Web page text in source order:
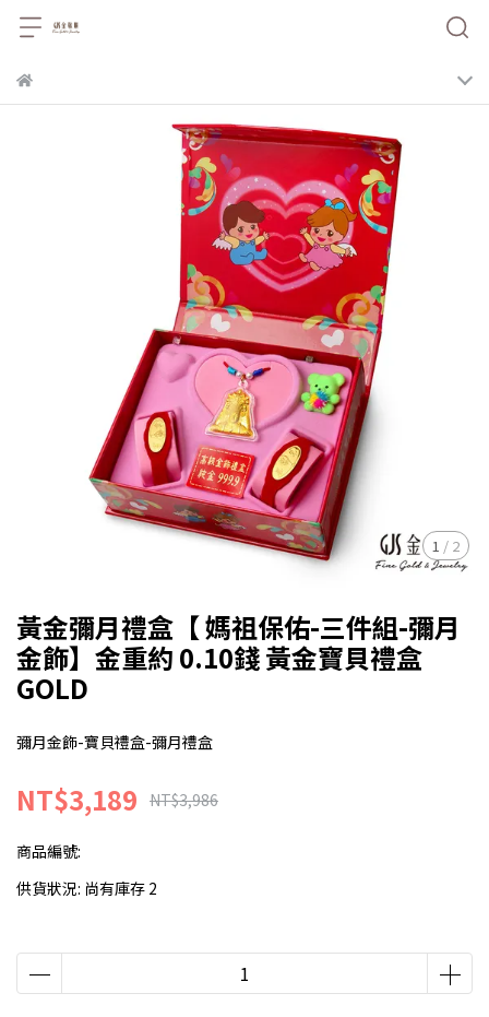
1 / 2
黃金彌月禮盒【 媽祖保佑-三件組-彌月
金飾】金重約 0.10錢 黃金寶貝禮盒
GOLD
彌月金飾-寶貝禮盒-彌月禮盒
NT$3,189 NT$3,986
商品編號:
供貨狀況: 尚有庫存 2